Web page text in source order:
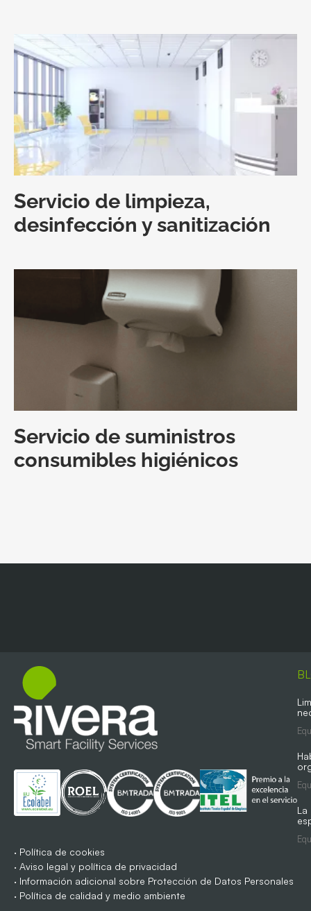
Servicio de limpieza,
desinfección y sanitización
Servicio de suministros
consumibles higiénicos
· Política de cookies
· Aviso legal y política de privacidad
· Información adicional sobre Protección de Datos Personales
· Política de calidad y medio ambiente